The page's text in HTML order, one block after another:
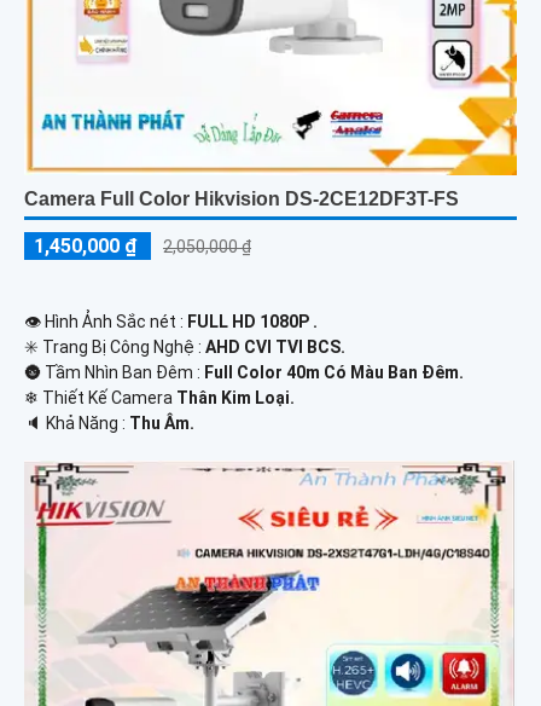
Camera Full Color Hikvision DS-2CE12DF3T-FS
1,450,000 ₫ 2,050,000 ₫
👁 Hình Ảnh Sắc nét : FULL HD 1080P .
✳️ Trang Bị Công Nghệ : AHD CVI TVI BCS.
🌚 Tầm Nhìn Ban Đêm : Full Color 40m Có Màu Ban Đêm.
❄ Thiết Kế Camera Thân Kim Loại.
️🔈 Khả Năng : Thu Âm.